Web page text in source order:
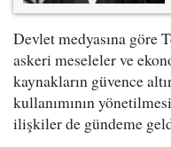
Devlet medyasına göre
askeri meseleler ve
kaynakların güvence
kullanımının
ilişkiler de gündeme